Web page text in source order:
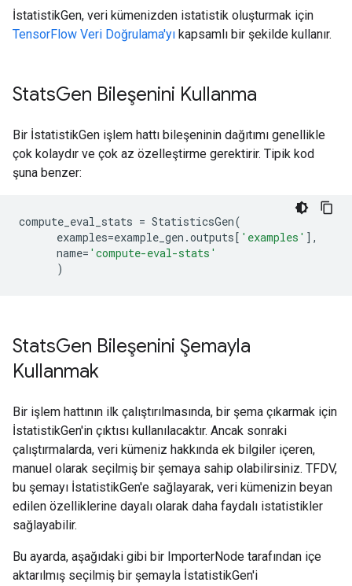
İstatistikGen, veri kümenizden istatistik oluşturmak için
TensorFlow Veri Doğrulama'yı kapsamlı bir şekilde kullanır.
StatsGen Bileşenini Kullanma
Bir İstatistikGen işlem hattı bileşeninin dağıtımı genellikle
çok kolaydır ve çok az özelleştirme gerektirir. Tipik kod
şuna benzer:
compute_eval_stats = StatisticsGen(
examples=example_gen .outputs[ 'examples' ],
name= 'compute-eval-stats'
)
StatsGen Bileşenini Şemayla
Kullanmak
Bir işlem hattının ilk çalıştırılmasında, bir şema çıkarmak için
İstatistikGen'in çıktısı kullanılacaktır. Ancak sonraki
çalıştırmalarda, veri kümeniz hakkında ek bilgiler içeren,
manuel olarak seçilmiş bir şemaya sahip olabilirsiniz. TFDV,
bu şemayı İstatistikGen'e sağlayarak, veri kümenizin beyan
edilen özelliklerine dayalı olarak daha faydalı istatistikler
sağlayabilir.
Bu ayarda, aşağıdaki gibi bir ImporterNode tarafından içe
aktarılmış seçilmiş bir şemayla İstatistikGen'i